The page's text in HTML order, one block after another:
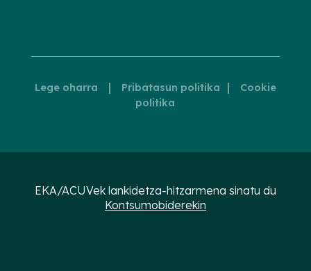
Lege oharra | Pribatasun politika |
Cookie
politika
EKA/ACUVek lankidetza-hitzarmena sinatu du
Kontsumobiderekin